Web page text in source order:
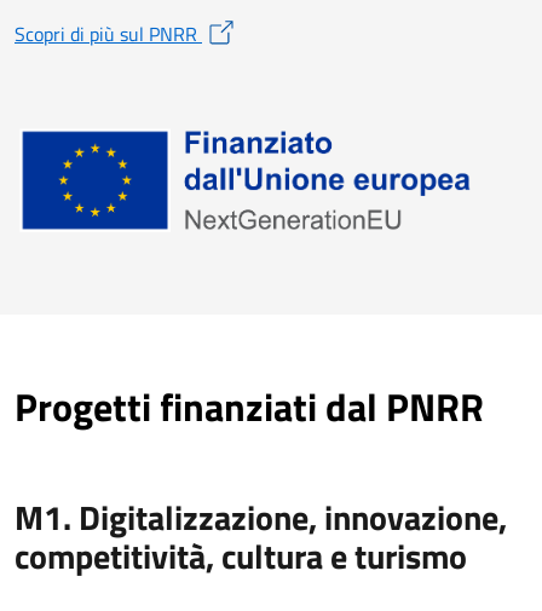
Scopri di più sul PNRR
Progetti finanziati dal PNRR
M1. Digitalizzazione, innovazione,
competitività, cultura e turismo